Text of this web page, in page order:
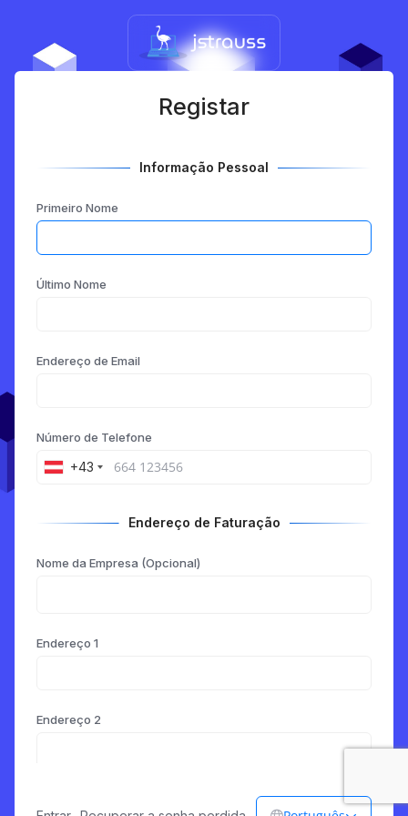
Registar
Informação Pessoal
Primeiro Nome
Último Nome
Endereço de Email
Número de Telefone
+43
Endereço de Faturação
Nome da Empresa (Opcional)
Endereço 1
Endereço 2